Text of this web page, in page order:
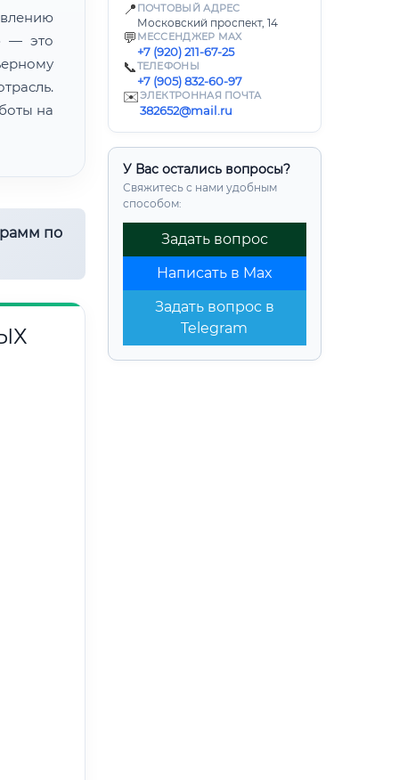
📍 ПОЧТОВЫЙ АДРЕС
Московский проспект, 14
💬 МЕССЕНДЖЕР MAX
+7 (920) 211-67-25
📞ТЕЛЕФОНЫ
+7 (905) 832-60-97
✉️ЭЛЕКТРОННАЯ ПОЧТА
382652@mail.ru
У Вас остались вопросы?
Свяжитесь с нами удобным
способом:
Задать вопрос
Написать в Max
Задать вопрос в
Telegram
— это
на
по